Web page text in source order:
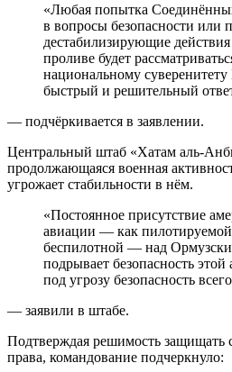
«Любая попытка
в вопросы безопасности или
дестабилизирующие
проливе будет
национальному
быстрый и решительный
— подчёркивается в заявлении.
Центральный штаб «Хатам
продолжающаяся военная
угрожает стабильности в нём.
«Постоянное присутствие
авиации — как
беспилотной — над
подрывает безопасность этой
под угрозу безопасность
— заявили в штабе.
Подтверждая решимость защищать
права, командование подчеркнуло: